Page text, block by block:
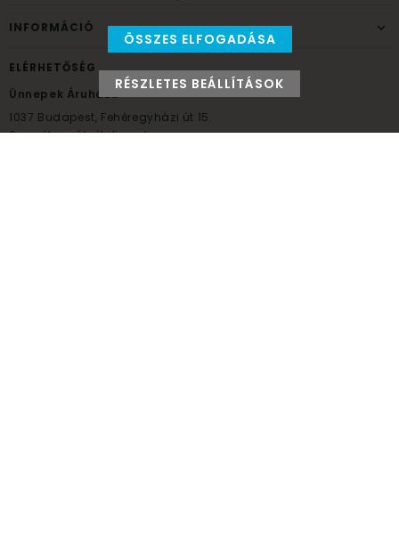
INFORMÁCIÓ
ELÉRHETŐSÉG
Ünnepek Áruháza
1037 Budapest, Fehéregyházi út 15.
Személyes átvételi pont
ÖSSZES ELFOGADÁSA
RÉSZLETES BEÁLLÍTÁSOK